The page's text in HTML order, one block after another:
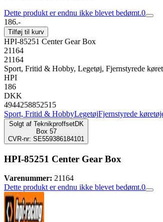
Dette produkt er endnu ikke blevet bedømt.0
186.-
Tilføj til kurv
HPI-85251 Center Gear Box
21164
21164
Sport, Fritid & Hobby, Legetøj, Fjernstyrede
HPI
186
DKK
4944258852515
Sport, Fritid & HobbyLegetøjFjernstyrede
Solgt af TeknikproffsetDK
Box 57
CVR-nr: SE559386184101
HPI-85251 Center Gear Box
Varenummer: 21164
Dette produkt er endnu ikke blevet bedømt.0